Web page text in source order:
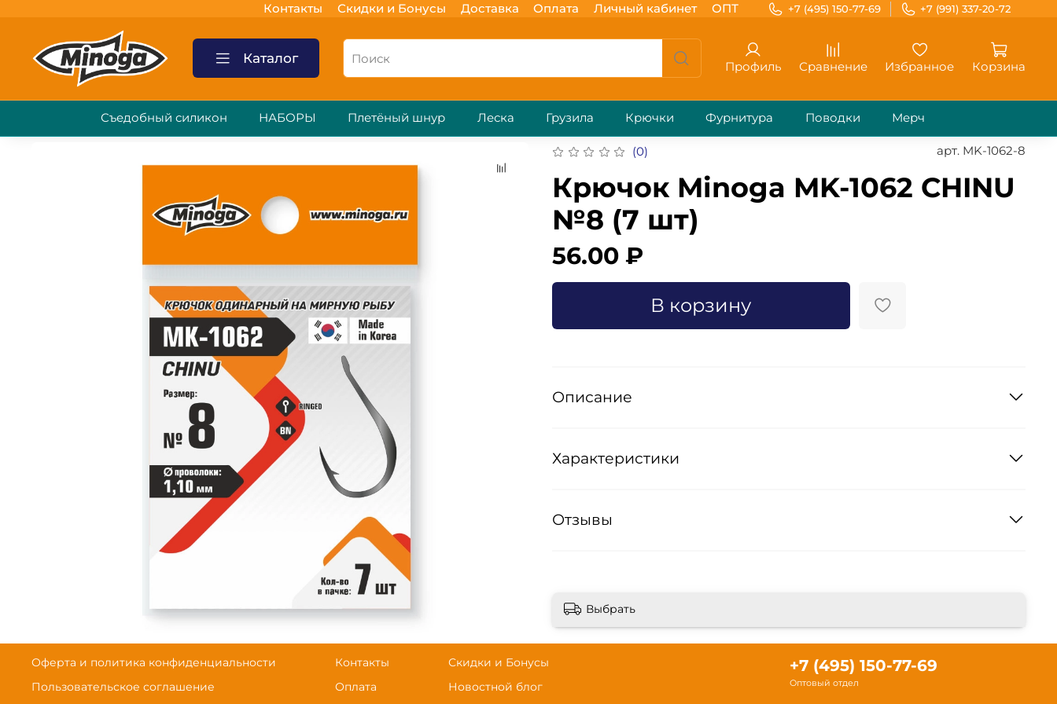
Контакты Скидки и Бонусы Доставка Оплата Личный кабинет ОПТ +7 (495) 150-77-69 +7 (991) 337-20-72
Каталог
Профиль Сравнение Избранное Корзина
Съедобный силикон НАБОРЫ Плетёный шнур Леска Грузила Крючки Фурнитура Поводки Мерч
(0) арт. MK-1062-8
Крючок Minoga MK-1062 CHINU
№8 (7 шт)
56.00 ₽
В корзину
Описание
Характеристики
Отзывы
Выбрать
Оферта и политика конфиденциальности
Пользовательское соглашение
Контакты
Оплата
Скидки и Бонусы
Новостной блог
+7 (495) 150-77-69
Оптовый отдел